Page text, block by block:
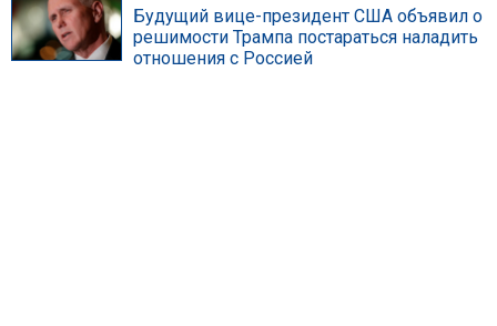
Будущий вице-президент США объявил о
решимости Трампа постараться наладить
отношения с Россией